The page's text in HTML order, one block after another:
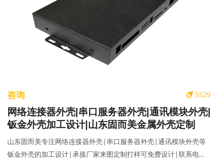
5529
咨询
网络连接器外壳|串口服务器外壳|通讯模块外壳|
钣金外壳加工设计|山东固而美金属外壳定制
山东固而美专注网络连接器外壳|串口服务器外壳|通讯模块外壳等
钣金外壳的加工设计|承接厂家来图定制打样可免费设计|联系电